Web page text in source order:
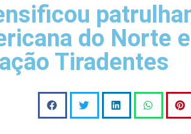
do Norte
Tiradentes